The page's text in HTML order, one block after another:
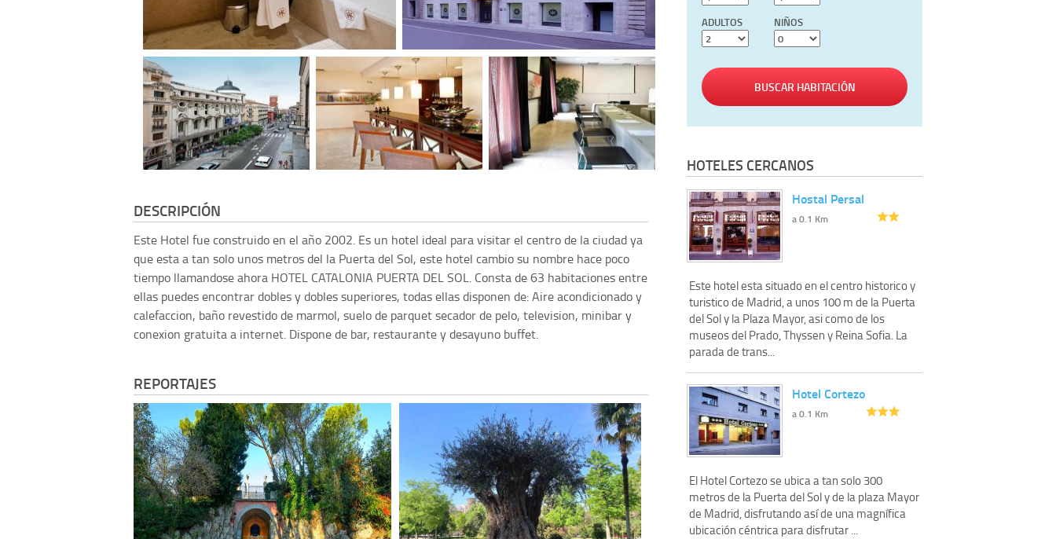
DESCRIPCIÓN
Este Hotel fue construido en el año 2002. Es un hotel ideal para visitar el centro de la ciudad ya
que esta a tan solo unos metros del la Puerta del Sol, este hotel cambio su nombre hace poco
tiempo llamandose ahora HOTEL CATALONIA PUERTA DEL SOL. Consta de 63 habitaciones entre
ellas puedes encontrar dobles y dobles superiores, todas ellas disponen de: Aire acondicionado y
calefaccion, baño revestido de marmol, suelo de parquet secador de pelo, television, minibar y
conexion gratuita a internet. Dispone de bar, restaurante y desayuno buffet.
REPORTAJES
ADULTOS NIÑOS
BUSCAR HABITACIÓN
HOTELES CERCANOS
Hostal Persal
a 0.1 Km
Este hotel esta situado en el centro historico y
turistico de Madrid, a unos 100 m de la Puerta
del Sol y la Plaza Mayor, asi como de los
museos del Prado, Thyssen y Reina Sofia. La
parada de trans...
Hotel Cortezo
a 0.1 Km
El Hotel Cortezo se ubica a tan solo 300
metros de la Puerta del Sol y de la plaza Mayor
de Madrid, disfrutando así de una magnífica
ubicación céntrica para disfrutar ...